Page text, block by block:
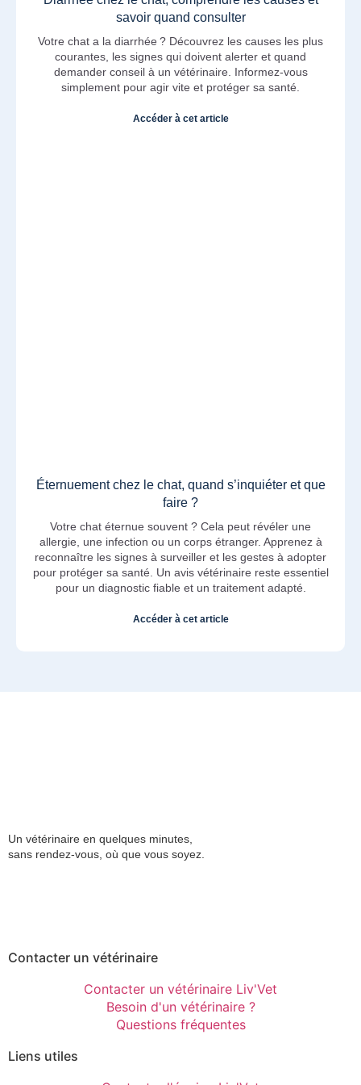
savoir quand consulter
Votre chat a la diarrhée ? Découvrez les causes les plus
courantes, les signes qui doivent alerter et quand
demander conseil à un vétérinaire. Informez-vous
simplement pour agir vite et protéger sa santé.
Accéder à cet article
Éternuement chez le chat, quand s’inquiéter et que
faire ?
Votre chat éternue souvent ? Cela peut révéler une
allergie, une infection ou un corps étranger. Apprenez à
reconnaître les signes à surveiller et les gestes à adopter
pour protéger sa santé. Un avis vétérinaire reste essentiel
pour un diagnostic fiable et un traitement adapté.
Accéder à cet article
Un vétérinaire en quelques minutes,
sans rendez-vous, où que vous soyez.
Contacter un vétérinaire
Contacter un vétérinaire Liv'Vet
Besoin d'un vétérinaire ?
Questions fréquentes
Liens utiles